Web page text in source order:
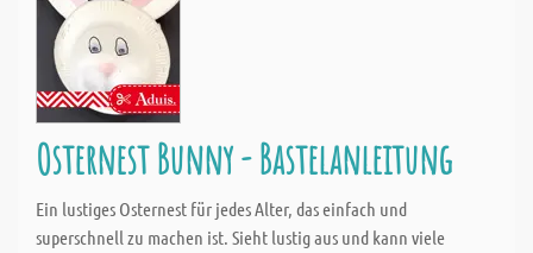
Osternest Bunny - Bastelanleitung
Ein lustiges Osternest für jedes Alter, das einfach und
superschnell zu machen ist. Sieht lustig aus und kann viele